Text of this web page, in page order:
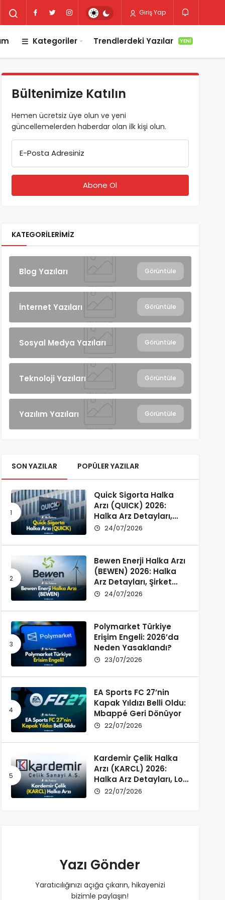
Giriş Yap
Kategoriler Trendlerdeki Yazılar YENI
Bültenimize Katılın
Hemen ücretsiz üye olun ve yeni
güncellemelerden haberdar olan ilk kişi olun.
E-Posta Adresiniz
KATEGORILERIMIZ
Blog Yazıları Görüntüle
İnternet Yazıları Görüntüle
Sosyal Medya Yazıları Görüntüle
Teknoloji Yazıları Görüntüle
Yazılım Yazıları Görüntüle
SON YAZILAR POPÜLER YAZILAR
Quick Sigorta Halka
Arzı (QUICK) 2026:
Halka Arz Detayları,
Şirket Profili ve
24/07/2026
Bewen Enerji Halka Arzı
(BEWEN) 2026: Halka
Arz Detayları, Şirket
Profili ve Fon Kullanımı
24/07/2026
Polymarket Türkiye
Erişim Engeli: 2026’da
Neden Yasaklandı?
23/07/2026
EA Sports FC 27’nin
Kapak Yıldızı Belli Oldu:
Mbappé Geri Dönüyor
22/07/2026
Kardemir Çelik Halka
Arzı (KARCL) 2026:
Halka Arz Detayları, Lot
Dağılımı ve Şirket Profili
22/07/2026
Yazı Gönder
Yaratıcılığınızı açığa çıkarın, hikayenizi
bizimle paylaşın!